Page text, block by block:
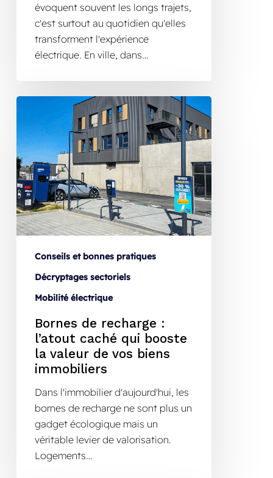
évoquent souvent les longs trajets,
c'est surtout au quotidien qu'elles
transforment l'expérience
électrique. En ville, dans…
Conseils et bonnes pratiques
Décryptages sectoriels
Mobilité électrique
Bornes de recharge :
l’atout caché qui booste
la valeur de vos biens
immobiliers
Dans l'immobilier d'aujourd'hui, les
bornes de recharge ne sont plus un
gadget écologique mais un
véritable levier de valorisation.
Logements…